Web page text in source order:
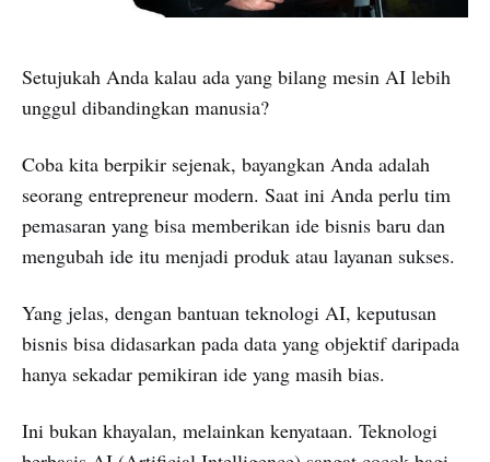
Setujukah Anda kalau ada yang bilang mesin AI lebih
unggul dibandingkan manusia?
Coba kita berpikir sejenak, bayangkan Anda adalah
seorang entrepreneur modern. Saat ini Anda perlu tim
pemasaran yang bisa memberikan ide bisnis baru dan
mengubah ide itu menjadi produk atau layanan sukses.
Yang jelas, dengan bantuan teknologi AI, keputusan
bisnis bisa didasarkan pada data yang objektif daripada
hanya sekadar pemikiran ide yang masih bias.
Ini bukan khayalan, melainkan kenyataan. Teknologi